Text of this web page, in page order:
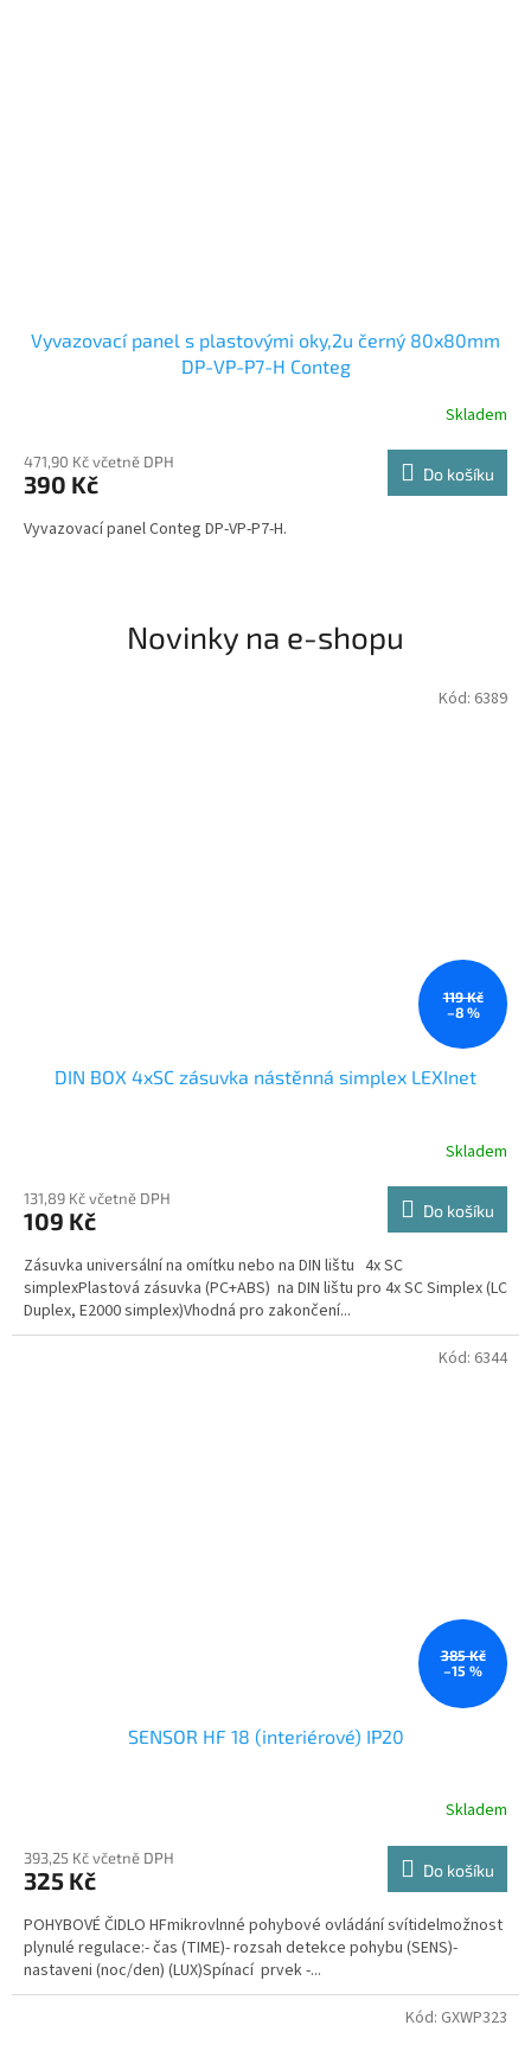
Vyvazovací panel s plastovými oky,2u černý 80x80mm
DP-VP-P7-H Conteg
Skladem
471,90 Kč včetně DPH
390 Kč Do košíku
Vyvazovací panel Conteg DP-VP-P7-H.
Novinky na e-shopu
119 Kč
–8 %
DIN BOX 4xSC zásuvka nástěnná simplex LEXInet
Skladem
131,89 Kč včetně DPH
109 Kč Do košíku
Zásuvka universální na omítku nebo na DIN lištu 4x SC
simplexPlastová zásuvka (PC+ABS) na DIN lištu pro 4x SC Simplex (LC
Duplex, E2000 simplex)Vhodná pro zakončení...
Kód: 6389
385 Kč
–15 %
SENSOR HF 18 (interiérové) IP20
Skladem
393,25 Kč včetně DPH
325 Kč Do košíku
POHYBOVÉ ČIDLO HFmikrovlnné pohybové ovládání svítidelmožnost
plynulé regulace:- čas (TIME)- rozsah detekce pohybu (SENS)-
nastaveni (noc/den) (LUX)Spínací prvek -...
Kód: 6344
Kód: GXWP323